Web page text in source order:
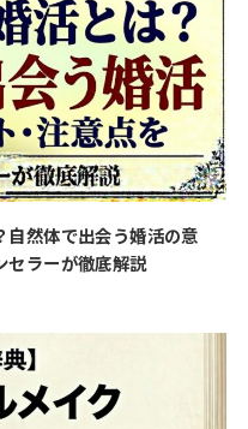
自然体で出会う婚活の意
セラーが徹底解説